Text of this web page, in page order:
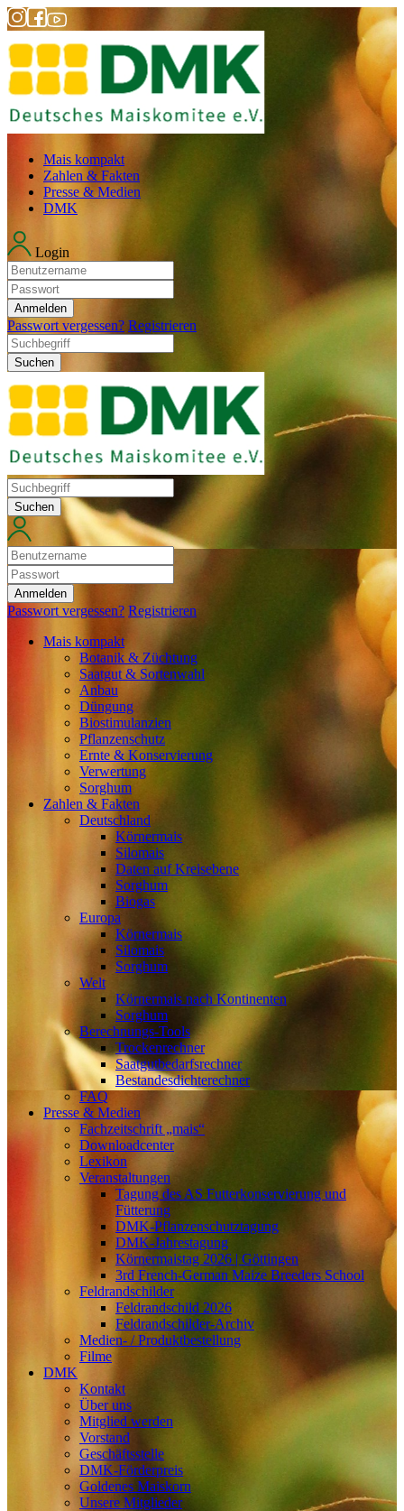
Mais kompakt
Zahlen & Fakten
Presse & Medien
DMK
Login
Anmelden
Passwort vergessen? Registrieren
Suchen
Suchen
Anmelden
Passwort vergessen? Registrieren
Mais kompakt
Botanik & Züchtung
Saatgut & Sortenwahl
Anbau
Düngung
Biostimulanzien
Pflanzenschutz
Ernte & Konservierung
Verwertung
Sorghum
Zahlen & Fakten
Deutschland
Körnermais
Silomais
Daten auf Kreisebene
Sorghum
Biogas
Europa
Körnermais
Silomais
Sorghum
Welt
Körnermais nach Kontinenten
Sorghum
Berechnungs-Tools
Trockenrechner
Saatgutbedarfsrechner
Bestandesdichterechner
FAQ
Presse & Medien
Fachzeitschrift „mais“
Downloadcenter
Lexikon
Veranstaltungen
Tagung des AS Futterkonservierung und
Fütterung
DMK-Pflanzenschutztagung
DMK-Jahrestagung
Körnermaistag 2026 | Göttingen
3rd French-German Maize Breeders School
Feldrandschilder
Feldrandschild 2026
Feldrandschilder-Archiv
Medien- / Produktbestellung
Filme
DMK
Kontakt
Über uns
Mitglied werden
Vorstand
Geschäftsstelle
DMK-Förderpreis
Goldenes Maiskorn
Unsere Mitglieder